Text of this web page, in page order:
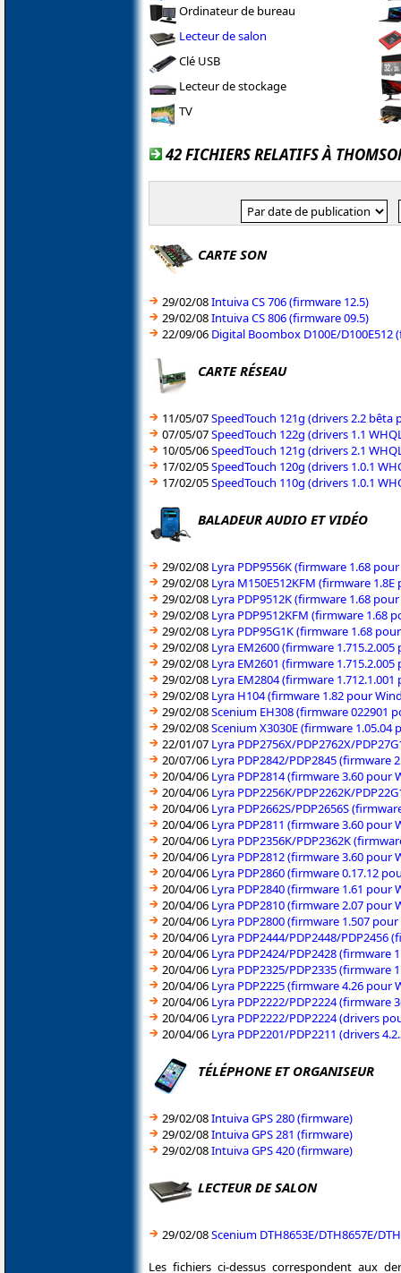
Ordinateur de bureau
Lecteur de salon
Clé USB
Lecteur de stockage
TV
42 FICHIERS RELATIFS À
CARTE SON
29/02/08Intuiva CS 706 (firmware 12.5)
29/02/08Intuiva CS 806 (firmware 09.5)
22/09/06 Digital Boombox D100E/D100E512
CARTE RÉSEAU
11/05/07SpeedTouch 121g (drivers 2.2
07/05/07SpeedTouch 122g (drivers 1.1
10/05/06SpeedTouch 121g (drivers 2.1
17/02/05SpeedTouch 120g (drivers 1.0.1
17/02/05SpeedTouch 110g (drivers 1.0.1
BALADEUR AUDIO ET VIDÉO
29/02/08 Lyra PDP9556K (firmware 1.68
29/02/08 Lyra M150E512KFM (firmware
29/02/08 Lyra PDP9512K (firmware 1.68
29/02/08 Lyra PDP9512KFM (firmware 1.68
29/02/08 Lyra PDP95G1K (firmware 1.68
29/02/08 Lyra EM2600 (firmware
29/02/08 Lyra EM2601 (firmware
29/02/08 Lyra EM2804 (firmware
29/02/08 Lyra H104 (firmware 1.82 pour
29/02/08Scenium EH308 (firmware 022901
29/02/08Scenium X3030E (firmware 1.05.04
22/01/07 Lyra PDP2756X/PDP2762X/
20/07/06 Lyra PDP2842/PDP2845 (firmware
20/04/06 Lyra PDP2814 (firmware 3.60 pour
20/04/06 Lyra PDP2256K/PDP2262K/
20/04/06 Lyra PDP2662S/PDP2656S
20/04/06 Lyra PDP2811 (firmware 3.60 pour
20/04/06 Lyra PDP2356K/PDP2362K
20/04/06 Lyra PDP2812 (firmware 3.60 pour
20/04/06 Lyra PDP2860 (firmware 0.17.12
20/04/06 Lyra PDP2840 (firmware 1.61 pour
20/04/06 Lyra PDP2810 (firmware 2.07 pour
20/04/06 Lyra PDP2800 (firmware 1.507
20/04/06 Lyra PDP2444/PDP2448/PDP2456
20/04/06 Lyra PDP2424/PDP2428 (firmware
20/04/06 Lyra PDP2325/PDP2335 (firmware
20/04/06 Lyra PDP2225 (firmware 4.26 pour
20/04/06 Lyra PDP2222/PDP2224 (firmware
20/04/06 Lyra PDP2222/PDP2224 (drivers
20/04/06 Lyra PDP2201/PDP2211 (drivers
TÉLÉPHONE ET ORGANISEUR
29/02/08Intuiva GPS 280 (firmware)
29/02/08Intuiva GPS 281 (firmware)
29/02/08Intuiva GPS 420 (firmware)
LECTEUR DE SALON
29/02/08Scenium DTH8653E/DTH8657E/
Les fichiers ci-dessus correspondent aux